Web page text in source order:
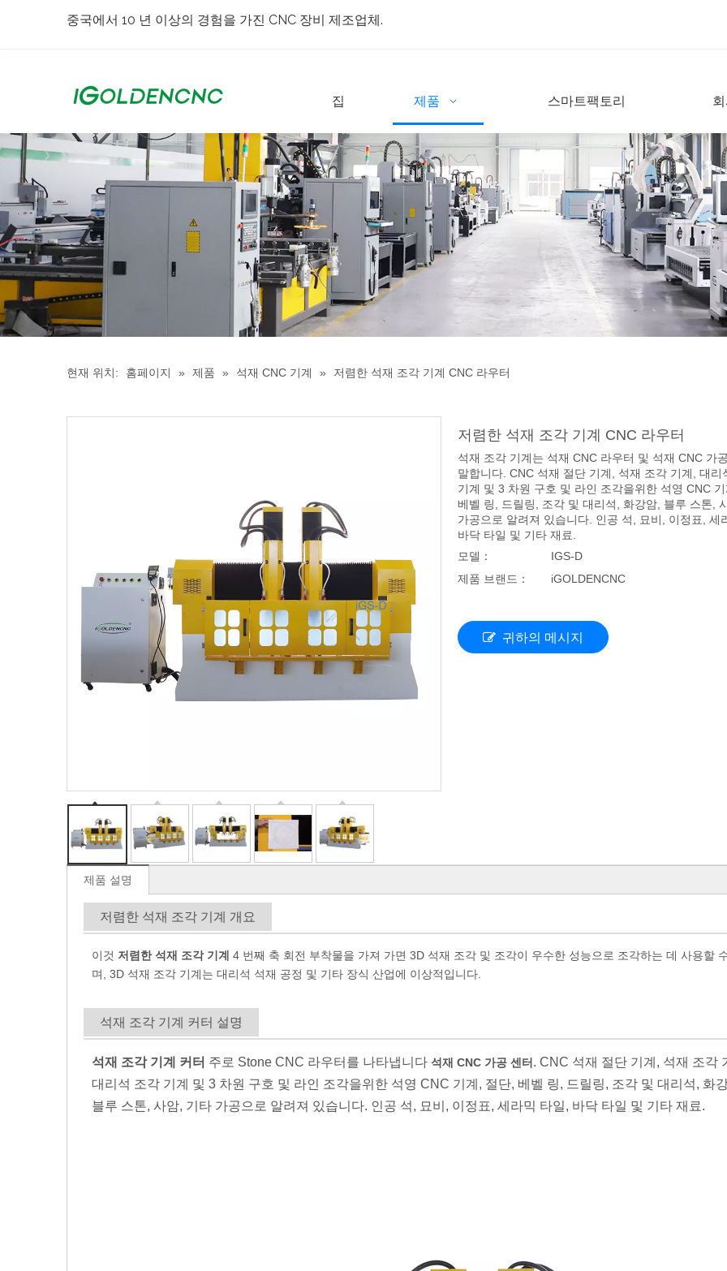
중국에서 10 년 이상의 경험을 가진 CNC 장비 제조업체.
집 제품 스마트팩토리
현재 위치: 홈페이지 » 제품 » 석재 CNC 기계 » 저렴한 석재 조각 기계 CNC 라우터
저렴한 석재 조각 기계 CNC 라우터
석재 조각 기계는 석재 CNC 라우터 및 석재 CNC 가
말합니다. CNC 석재 절단 기계, 석재 조각 기계, 대리
기계 및 3 차원 구호 및 라인 조각을위한 석영 CNC
베벨 링, 드릴링, 조각 및 대리석, 화강암, 블루 스톤,
가공으로 알려져 있습니다. 인공 석, 묘비, 이정표, 세
바닥 타일 및 기타 재료.
모델：
IGS-D
제품 브랜드：
iGOLDENCNC
귀하의 메시지
제품 설명
저렴한 석재 조각 기계 개요
이것 저렴한 석재 조각 기계 4 번째 축 회전 부착물을 가져 가면 3D 석재 조각 및 조각이 우수한 성능으로 조각하는 데 사용할
며, 3D 석재 조각 기계는 대리석 석재 공정 및 기타 장식 산업에 이상적입니다.
석재 조각 기계 커터 설명
석재 조각 기계 커터 주로 Stone CNC 라우터를 나타냅니다 석재 CNC 가공 센터. CNC 석재 절단 기계, 석재 조각
대리석 조각 기계 및 3 차원 구호 및 라인 조각을위한 석영 CNC 기계, 절단, 베벨 링, 드릴링, 조각 및 대리석, 화
블루 스톤, 사암, 기타 가공으로 알려져 있습니다. 인공 석, 묘비, 이정표, 세라믹 타일, 바닥 타일 및 기타 재료.